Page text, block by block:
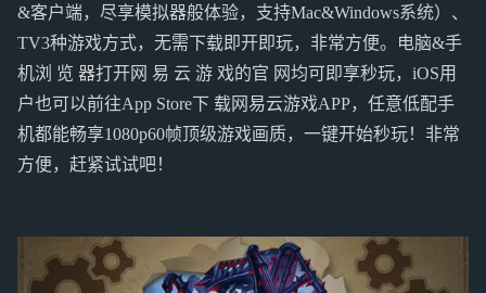
&客户端，尽享模拟器般体验，支持Mac&Windows系统）、
TV3种游戏方式，无需下载即开即玩，非常方便。电脑&手
机浏 览 器打开网 易 云 游 戏的官 网均可即享秒玩，iOS用
户也可以前往App Store下 载网易云游戏APP，任意低配手
机都能畅享1080p60帧顶级游戏画质，一键开始秒玩！非常
方便，赶紧试试吧！